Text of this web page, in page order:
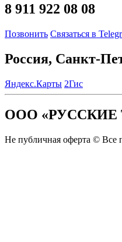
8 911 922 08 08
Позвонить Связаться в
Россия, Санкт-
Яндекс.Карты 2Гис
ООО «РУССКИЕ
Не публичная оферта © Все